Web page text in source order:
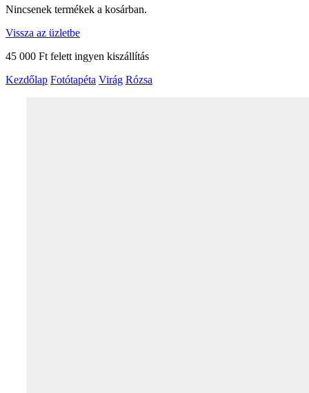
Nincsenek termékek a kosárban.
Vissza az üzletbe
45 000 Ft felett ingyen kiszállítás
Kezdőlap Fotótapéta Virág Rózsa